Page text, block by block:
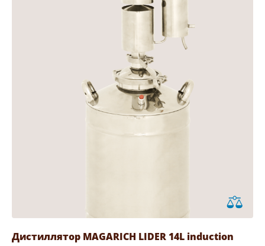
Дистиллятор MAGARICH LIDER 14L induction